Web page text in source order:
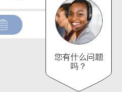
您有什么问题
吗？